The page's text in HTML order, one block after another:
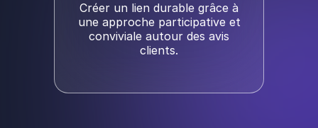
Créer un lien durable grâce à
une approche participative et
conviviale autour des avis
clients.